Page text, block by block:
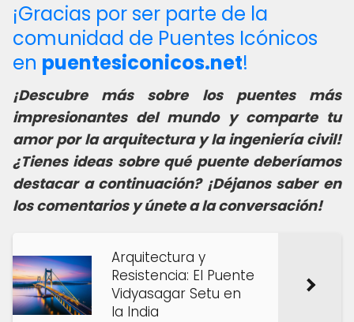
¡Gracias por ser parte de la
comunidad de Puentes Icónicos
en puentesiconicos.net!
¡Descubre más sobre los puentes más
impresionantes del mundo y comparte tu
amor por la arquitectura y la ingeniería civil!
¿Tienes ideas sobre qué puente deberíamos
destacar a continuación? ¡Déjanos saber en
los comentarios y únete a la conversación!
Arquitectura y
Resistencia: El Puente
Vidyasagar Setu en
la India